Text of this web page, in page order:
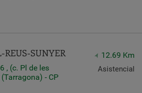
SUNYER
, (c. Pl de les
(Tarragona) - CP
12.69 Km
Asistencial